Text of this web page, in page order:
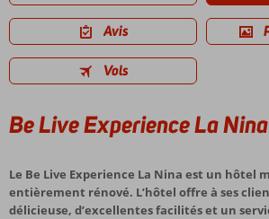
Avis
Vols
Be Live Experience La Nina
Le Be Live Experience La Nina est un hôtel
entièrement rénové. L’hôtel offre à ses
délicieuse, d’excellentes facilités et un